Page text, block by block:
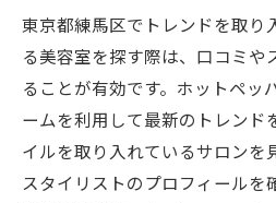
東京都練馬区でトレンドを取り
る美容室を探す際は、口コミや
ることが有効です。ホットペッ
ームを利用して最新のトレンド
イルを取り入れているサロンを
スタイリストのプロフィールを